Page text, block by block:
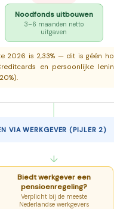
Noodfonds uitbouwen
3–6 maanden netto
uitgaven
2026 is 2,33% — dit is géén
en persoonlijke
VIA WERKGEVER (PIJLER 2)
↓
Biedt werkgever een
pensioenregeling?
Verplicht bij de meeste
Nederlandse werkgevers